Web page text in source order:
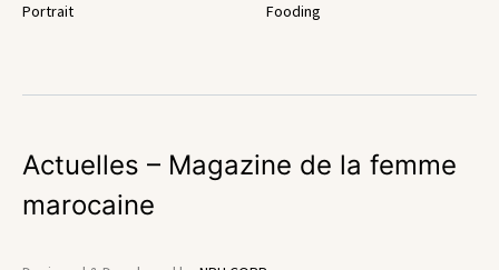
Portrait
Fooding
Actuelles – Magazine de la femme
marocaine